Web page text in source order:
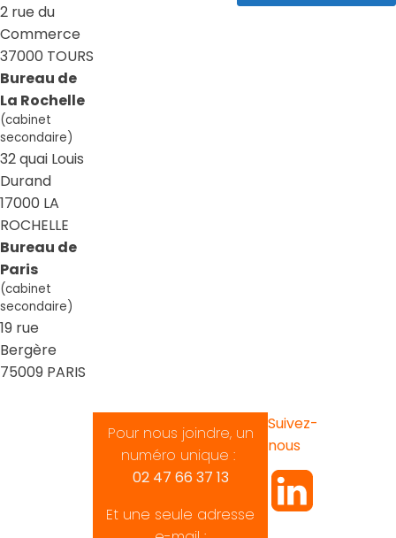
2 rue du
Commerce
37000 TOURS
Bureau de
La Rochelle
(cabinet
secondaire)
32 quai Louis
Durand
17000 LA
ROCHELLE
Bureau de
Paris
(cabinet
secondaire)
19 rue
Bergère
75009 PARIS
Pour nous joindre, un
numéro unique :
02 47 66 37 13
Et une seule adresse
Suivez-
nous